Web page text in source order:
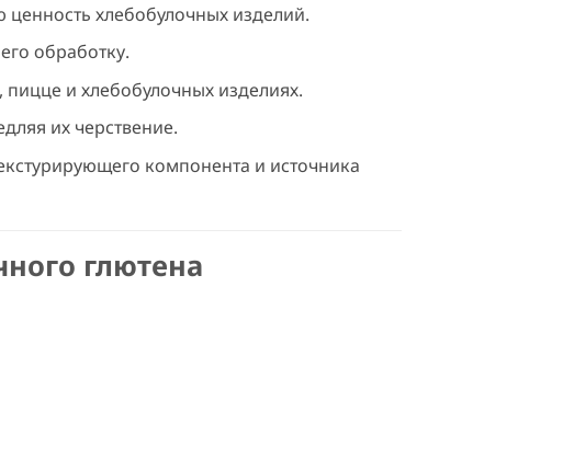
хлебобулочных изделий.
обработку.
пицце и хлебобулочных изделиях.
их черствение.
компонента и источника
глютена